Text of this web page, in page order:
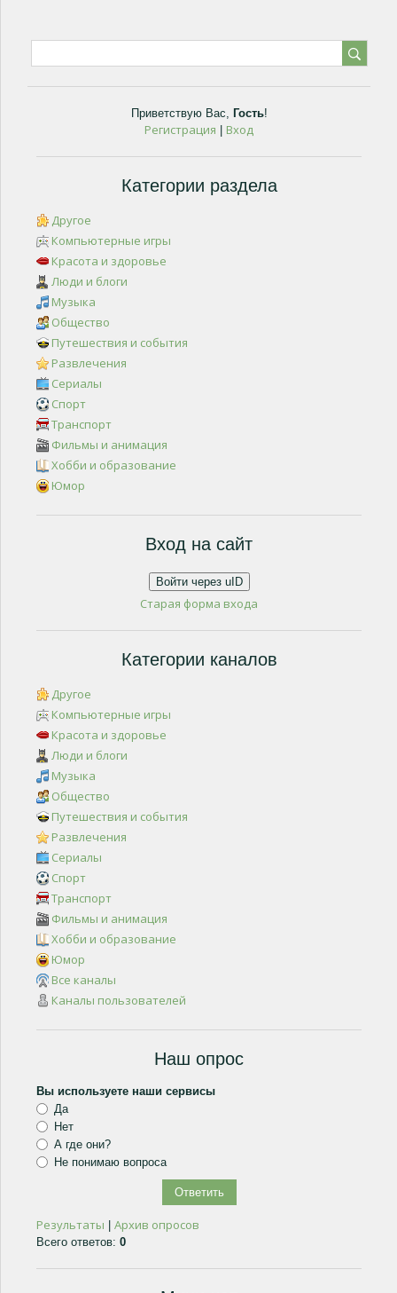
Приветствую Вас, Гость!
Регистрация Вход
Категории раздела
Другое
Компьютерные игры
Красота и здоровье
Люди и блоги
Музыка
Общество
Путешествия и события
Развлечения
Сериалы
Спорт
Транспорт
Фильмы и анимация
Хобби и образование
Юмор
Вход на сайт
Войти через uID
Старая форма входа
Категории каналов
Другое
Компьютерные игры
Красота и здоровье
Люди и блоги
Музыка
Общество
Путешествия и события
Развлечения
Сериалы
Спорт
Транспорт
Фильмы и анимация
Хобби и образование
Юмор
Все каналы
Каналы пользователей
Наш опрос
Вы используете наши сервисы
Да
Нет
А где они?
Не понимаю вопроса
Результаты Архив опросов
Всего ответов: 0